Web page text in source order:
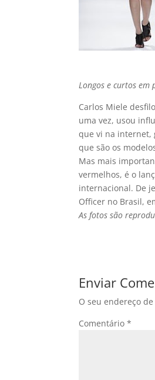
Longos e curtos
Carlos Miele
uma vez, usou
que vi na internet,
que são os
Mas mais
vermelhos, é o
internacional. De
Officer no Brasil,
As fotos são
Enviar
O seu endereço
Comentário*